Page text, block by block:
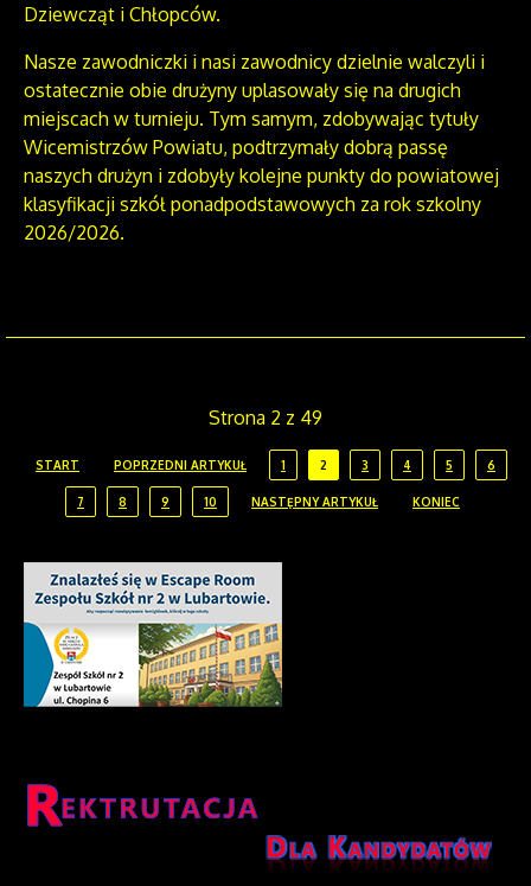
Dziewcząt i Chłopców.
Nasze zawodniczki i nasi zawodnicy dzielnie walczyli i
ostatecznie obie drużyny uplasowały się na drugich
miejscach w turnieju. Tym samym, zdobywając tytuły
Wicemistrzów Powiatu, podtrzymały dobrą passę
naszych drużyn i zdobyły kolejne punkty do powiatowej
klasyfikacji szkół ponadpodstawowych za rok szkolny
2026/2026.
Strona 2 z 49
START POPRZEDNI ARTYKUŁ 1 2 3 4 5 6
7 8 9 10 NASTĘPNY ARTYKUŁ KONIEC